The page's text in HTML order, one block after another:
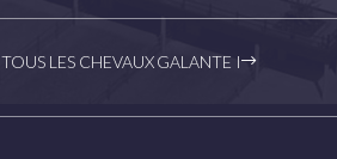
TOUS LES CHEVAUXGALANTE I